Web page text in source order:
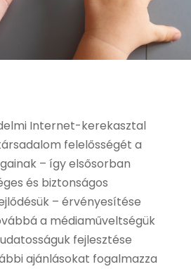
Internet-kerekasztal
felelősségét a
– így elsősorban
és biztonságos
– érvényesítése
a médiaműveltségük
fejlesztése
ajánlásokat fogalmazza